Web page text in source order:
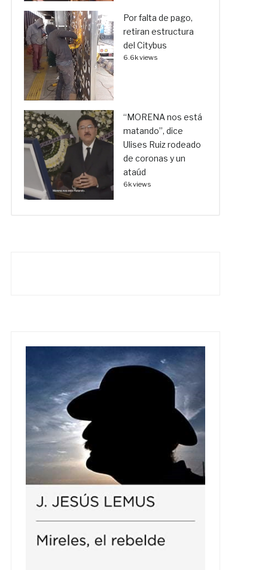
Por falta de pago,
retiran estructura
del Citybus
6.6k views
“MORENA nos está
matando”, dice
Ulises Ruiz rodeado
de coronas y un
ataúd
6k views